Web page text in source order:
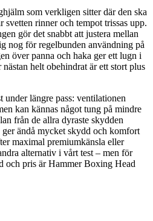
som verkligen sitter där den ska
svetten rinner och tempot trissas upp.
gör det snabbt att justera mellan
nog för regelbunden användning på
över panna och haka ger ett lugn i
helt obehindrat är ett stort plus
under längre pass: ventilationen
kan kännas något tung på mindre
från de allra dyraste skydden
ändå mycket skydd och komfort
maximal premiumkänsla eller
alternativ i vårt test – men för
och pris är Hammer Boxing Head